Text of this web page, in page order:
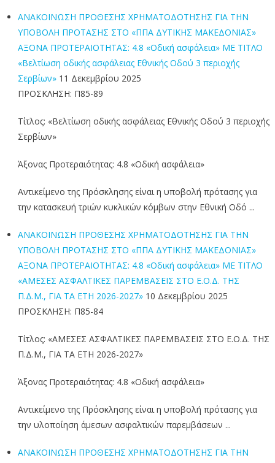
ΑΝΑΚΟΙΝΩΣΗ ΠΡΟΘΕΣΗΣ ΧΡΗΜΑΤΟΔΟΤΗΣΗΣ ΓΙΑ ΤΗΝ
ΥΠΟΒΟΛΗ ΠΡΟΤΑΣΗΣ ΣΤΟ «ΠΠΑ ΔΥΤΙΚΗΣ ΜΑΚΕΔΟΝΙΑΣ»
ΑΞΟΝΑ ΠΡΟΤΕΡΑΙΟΤΗΤΑΣ: 4.8 «Οδική ασφάλεια» ΜΕ ΤΙΤΛΟ
«Βελτίωση οδικής ασφάλειας Εθνικής Οδού 3 περιοχής
Σερβίων»11 Δεκεμβρίου 2025
ΠΡΟΣΚΛΗΣΗ: Π85-89
Τίτλος: «Βελτίωση οδικής ασφάλειας Εθνικής Οδού 3 περιοχής
Σερβίων»
Άξονας Προτεραιότητας: 4.8 «Οδική ασφάλεια»
Αντικείμενο της Πρόσκλησης είναι η υποβολή πρότασης για
την κατασκευή τριών κυκλικών κόμβων στην Εθνική Οδό ...
ΑΝΑΚΟΙΝΩΣΗ ΠΡΟΘΕΣΗΣ ΧΡΗΜΑΤΟΔΟΤΗΣΗΣ ΓΙΑ ΤΗΝ
ΥΠΟΒΟΛΗ ΠΡΟΤΑΣΗΣ ΣΤΟ «ΠΠΑ ΔΥΤΙΚΗΣ ΜΑΚΕΔΟΝΙΑΣ»
ΑΞΟΝΑ ΠΡΟΤΕΡΑΙΟΤΗΤΑΣ: 4.8 «Οδική ασφάλεια» ΜΕ ΤΙΤΛΟ
«ΑΜΕΣΕΣ ΑΣΦΑΛΤΙΚΕΣ ΠΑΡΕΜΒΑΣΕΙΣ ΣΤΟ Ε.Ο.Δ. ΤΗΣ
Π.Δ.Μ., ΓΙΑ ΤΑ ΕΤΗ 2026-2027»10 Δεκεμβρίου 2025
ΠΡΟΣΚΛΗΣΗ: Π85-84
Τίτλος: «ΑΜΕΣΕΣ ΑΣΦΑΛΤΙΚΕΣ ΠΑΡΕΜΒΑΣΕΙΣ ΣΤΟ Ε.Ο.Δ. ΤΗΣ
Π.Δ.Μ., ΓΙΑ ΤΑ ΕΤΗ 2026-2027»
Άξονας Προτεραιότητας: 4.8 «Οδική ασφάλεια»
Αντικείμενο της Πρόσκλησης είναι η υποβολή πρότασης για
την υλοποίηση άμεσων ασφαλτικών παρεμβάσεων ...
ΑΝΑΚΟΙΝΩΣΗ ΠΡΟΘΕΣΗΣ ΧΡΗΜΑΤΟΔΟΤΗΣΗΣ ΓΙΑ ΤΗΝ